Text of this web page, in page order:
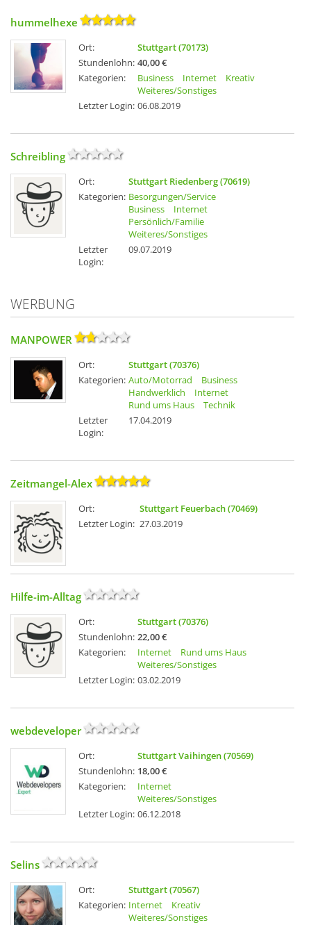
hummelhexe
Ort:
Stuttgart (70173)
Stundenlohn: 40,00 €
Kategorien:
Business Internet
Kreativ
Weiteres/Sonstiges
Letzter Login: 06.08.2019
Schreibling
Ort:
Stuttgart Riedenberg (70619)
Kategorien: Besorgungen/Service
Business
Internet
Persönlich/Familie
Weiteres/Sonstiges
Letzter
Login:
09.07.2019
WERBUNG
MANPOWER
Ort:
Stuttgart (70376)
Kategorien: Auto/Motorrad
Business
Handwerklich
Internet
Rund ums Haus
Technik
Letzter
Login:
17.04.2019
Zeitmangel-Alex
Ort:
Stuttgart Feuerbach (70469)
Letzter Login: 27.03.2019
Hilfe-im-Alltag
Ort:
Stuttgart (70376)
Stundenlohn: 22,00 €
Kategorien:
Internet
Rund ums Haus
Weiteres/Sonstiges
Letzter Login: 03.02.2019
webdeveloper
Ort:
Stuttgart Vaihingen (70569)
Stundenlohn: 18,00 €
Kategorien:
Internet
Weiteres/Sonstiges
Letzter Login: 06.12.2018
Selins
Ort:
Stuttgart (70567)
Kategorien: Internet
Kreativ
Weiteres/Sonstiges